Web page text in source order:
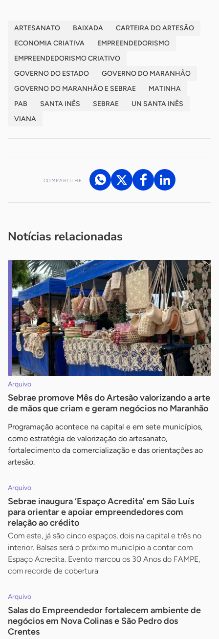
ARTESANATO BAIXADA
CARTEIRA DO ARTESÃO
ECONOMIA CRIATIVA
EMPREENDEDORISMO
EMPREENDEDORISMO CRIATIVO
GOVERNO DO ESTADO
GOVERNO DO MARANHÃO
GOVERNO DO MARANHÃO E SEBRAE
MATINHA
PAB
SANTA INÊS SEBRAE
UN SANTA INÊS
VIANA
COMPARTILHE
Notícias relacionadas
Arquivo
Sebrae promove Mês do Artesão valorizando a arte
de mãos que criam e geram negócios no Maranhão
Programação acontece na capital e em sete municípios,
como estratégia de valorização do artesanato,
fortalecimento da comercialização e das orientações ao
artesão.
Arquivo
Sebrae inaugura ‘Espaço Acredita’ em São Luís
para orientar e apoiar empreendedores com
relação ao crédito
Com este, já são cinco espaços, dois na capital e três no
interior. Balsas será o próximo município a contar com
Espaço Acredita. Evento marcou os 30 Anos do FAMPE,
com recorde de cobertura
Arquivo
Salas do Empreendedor fortalecem ambiente de
negócios em Nova Colinas e São Pedro dos
Crentes